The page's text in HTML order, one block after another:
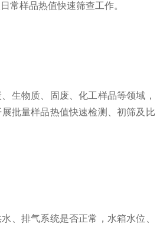
常样品热值快速筛查工作。
物质、固废、化工样品等领域，
展批量样品热值快速检测、初筛及比
排气系统是否正常，水箱水位、